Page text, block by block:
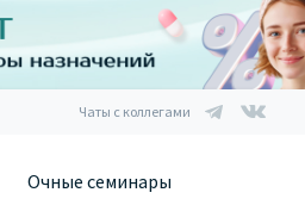
Чаты с коллегами
Очные семинары